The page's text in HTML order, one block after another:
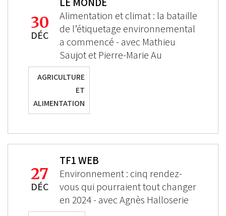
30
DÉC
Alimentation et climat : la bataille
de l’étiquetage environnemental
a commencé - avec Mathieu
Saujot et Pierre-Marie Au
AGRICULTURE
ET
ALIMENTATION
27
DÉC
TF1 WEB
Environnement : cinq rendez-
vous qui pourraient tout changer
en 2024 - avec Agnès Halloserie